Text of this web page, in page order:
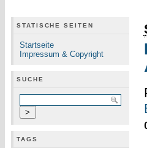
STATISCHE SEITEN
Startseite
Impressum & Copyright
SUCHE
TAGS